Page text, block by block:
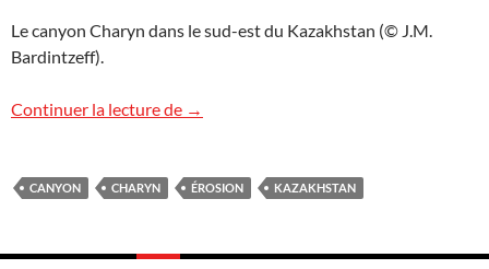
Le canyon Charyn dans le sud-est du Kazakhstan (© J.M.
Bardintzeff).
Continuer la lecture de Canyon Charyn, Kazakhstan
→
CANYON CHARYN ÉROSION KAZAKHSTAN